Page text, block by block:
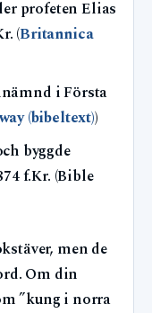
profeten Elias
(Britannica
i Första
(bibeltext))
byggde
f.Kr. (Bible
men de
Om din
”kung i norra